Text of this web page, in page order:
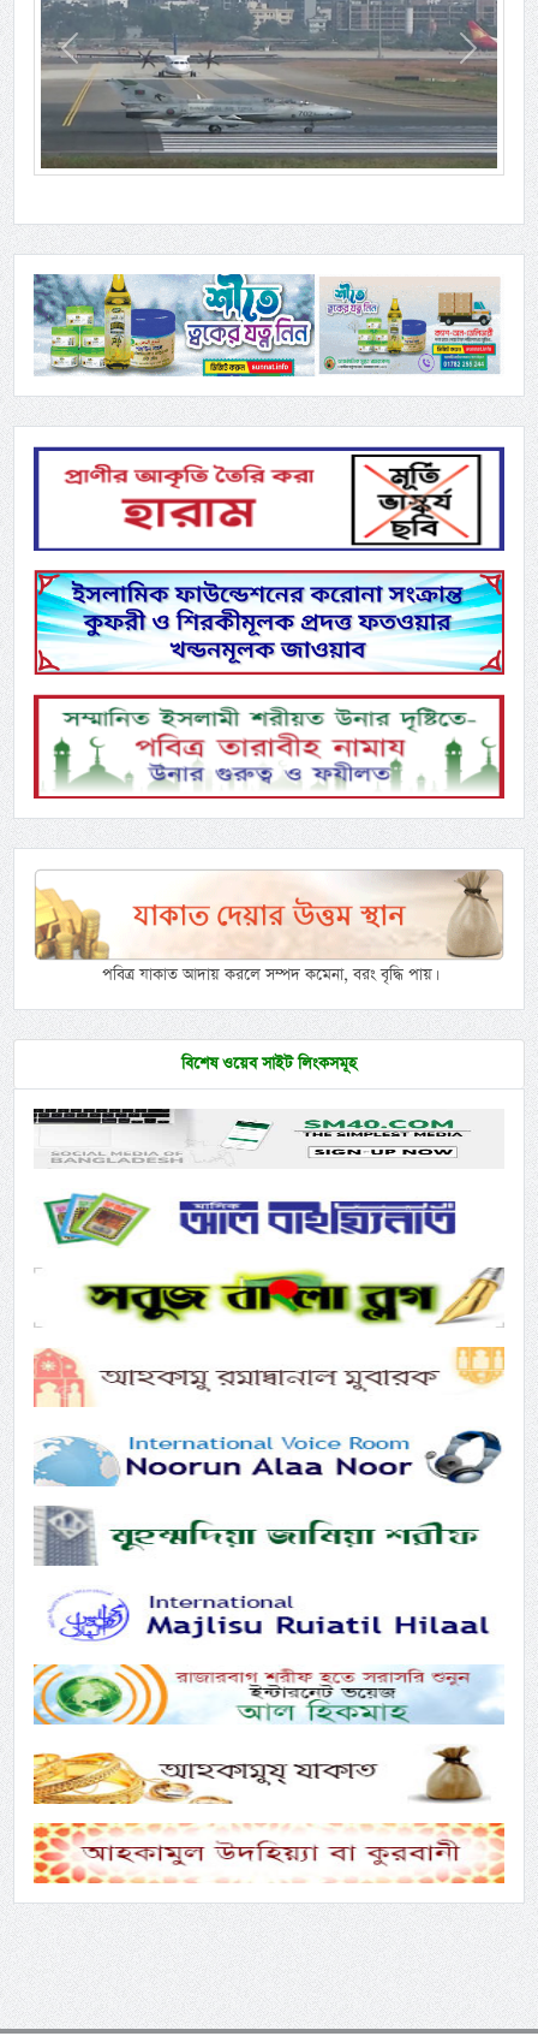
Previous Next
পবিত্র যাকাত আদায় করলে সম্পদ কমেনা, বরং বৃদ্ধি পায়।
বিশেষ ওয়েব সাইট লিংকসমূহ